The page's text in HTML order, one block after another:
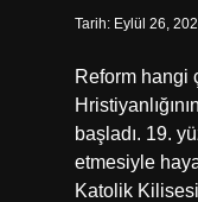
Tarih: Eylül 26,
Reform hangi
başladı. 19.
etmesiyle
Katolik